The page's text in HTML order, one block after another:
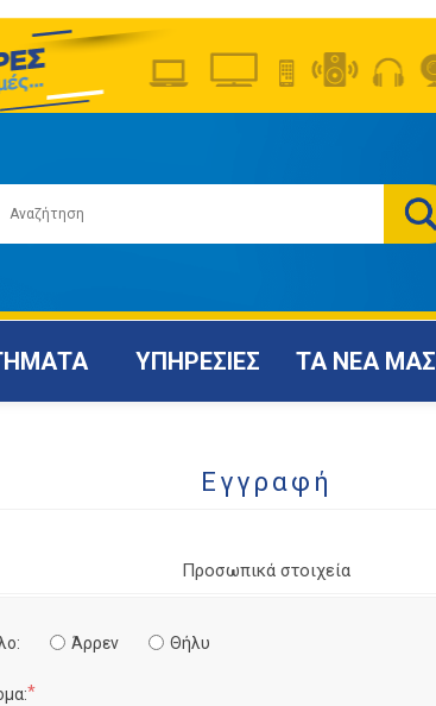
ΥΠΗΡΕΣΙΕΣ ΤΑ ΝΕΑ ΜΑΣ
Εγγραφή
Προσωπικά στοιχεία
Άρρεν Θήλυ
*